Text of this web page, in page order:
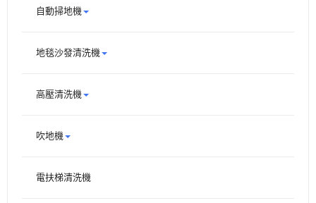
自動掃地機
地毯沙發清洗機
高壓清洗機
吹地機
電扶梯清洗機